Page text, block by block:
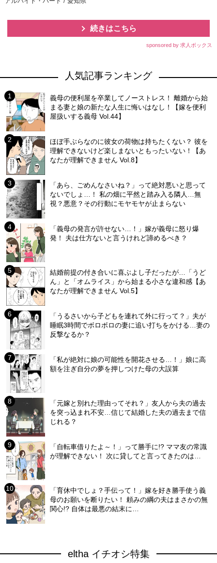
続きはこちら
sponsored by 求人ボックス
人気記事ランキング
義母の便利屋を卒業してノーストレス！ 離婚から始
まる妻と娘の新たな人生に悔いはなし！【嫁を便利
屋扱いする義母 Vol.44】
ほぼ手ぶらなのに彼女の荷物は持ちたくない？ 彼を
理解できないけど楽しまないともったいない！【あ
なたが理解できません Vol.8】
「あら、ごめんなさいね？」って絶対悪いと思って
ないでしょ…！ 私の畑に平然と踏み入る隣人…無
視？悪意？その行動にモヤモヤが止まらない
「義母の発言が許せない…！」嫁が義母に怒り爆
発！ 夫は仕方ないと言うけれど諦めるべき？
結婚前提の付き合いに喜ぶよし子だったが…「うど
ん」と「オムライス」から始まる小さな違和感【あ
なたが理解できません Vol.5】
「うるさいから子どもを連れて外に行って？」夫が
睡眠3時間でボロボロの妻に追い打ちをかける…妻の
反撃なるか？
「私が絶対に娘の可能性を開花させる…！」娘に高
額を注ぎ自分の夢を押しつけた母の大誤算
「元嫁と別れた理由ってそれ？」友人から夫の過去
を突っ込まれ不安…信じて結婚した夫の過去まで信
じれる？
「自転車借りたよ～！」って勝手に!? ママ友の常識
が理解できない！ 次に貸してと言ってきたのは…
「育休中でしょ？手伝って！」嫁を好き勝手使う義
母のお願いを断りたい！ 頼みの綱の夫はまさかの無
関心!? 自体は最悪の結末に…
eltha イチオシ特集